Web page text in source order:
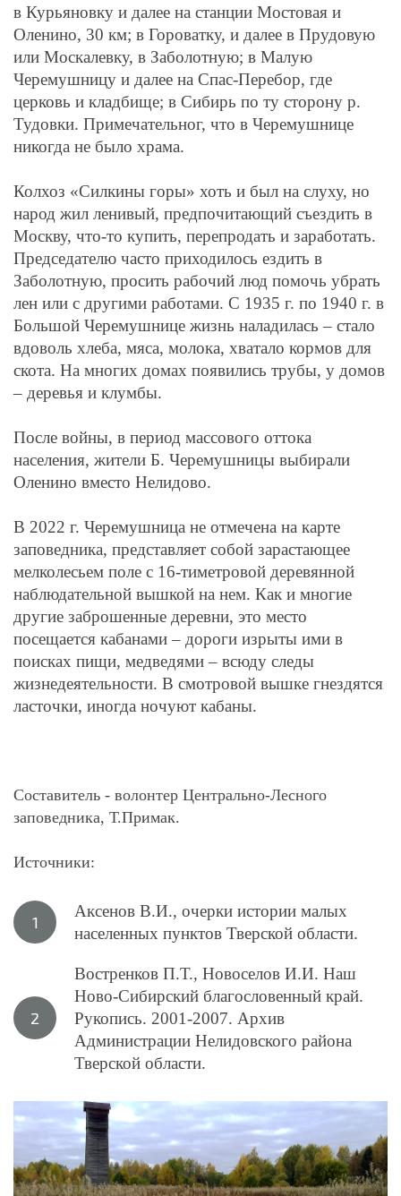
в Курьяновку и далее на станции Мостовая и
Оленино, 30 км; в Гороватку, и далее в Прудовую
или Москалевку, в Заболотную; в Малую
Черемушницу и далее на Спас-Перебор, где
церковь и кладбище; в Сибирь по ту сторону р.
Тудовки. Примечательног, что в Черемушнице
никогда не было храма.
Колхоз «Силкины горы» хоть и был на слуху, но
народ жил ленивый, предпочитающий съездить в
Москву, что-то купить, перепродать и заработать.
Председателю часто приходилось ездить в
Заболотную, просить рабочий люд помочь убрать
лен или с другими работами. С 1935 г. по 1940 г. в
Большой Черемушнице жизнь наладилась – стало
вдоволь хлеба, мяса, молока, хватало кормов для
скота. На многих домах появились трубы, у домов
– деревья и клумбы.
После войны, в период массового оттока
населения, жители Б. Черемушницы выбирали
Оленино вместо Нелидово.
В 2022 г. Черемушница не отмечена на карте
заповедника, представляет собой зарастающее
мелколесьем поле с 16-тиметровой деревянной
наблюдательной вышкой на нем. Как и многие
другие заброшенные деревни, это место
посещается кабанами – дороги изрыты ими в
поисках пищи, медведями – всюду следы
жизнедеятельности. В смотровой вышке гнездятся
ласточки, иногда ночуют кабаны.
Составитель - волонтер Центрально-Лесного
заповедника, Т.Примак.
Источники:
Аксенов В.И., очерки истории малых
населенных пунктов Тверской области.
Востренков П.Т., Новоселов И.И. Наш
Ново-Сибирский благословенный край.
Рукопись. 2001-2007. Архив
Администрации Нелидовского района
Тверской области.